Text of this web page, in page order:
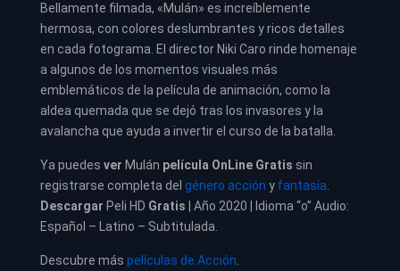
Bellamente filmada, «Mulán» es increíblemente
hermosa, con colores deslumbrantes y ricos detalles
en cada fotograma. El director Niki Caro rinde homenaje
a algunos de los momentos visuales más
emblemáticos de la película de animación, como la
aldea quemada que se dejó tras los invasores y la
avalancha que ayuda a invertir el curso de la batalla.
Ya puedes ver Mulán película OnLine Gratis sin
registrarse completa del género acción y fantasía.
Descargar Peli HD Gratis | Año 2020 | Idioma “o” Audio:
Español – Latino – Subtitulada.
Descubre más películas de Acción.